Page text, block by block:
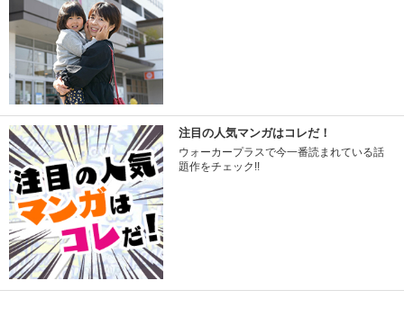
注目の人気マンガはコレだ！
ウォーカープラスで今一番読まれている話
題作をチェック!!